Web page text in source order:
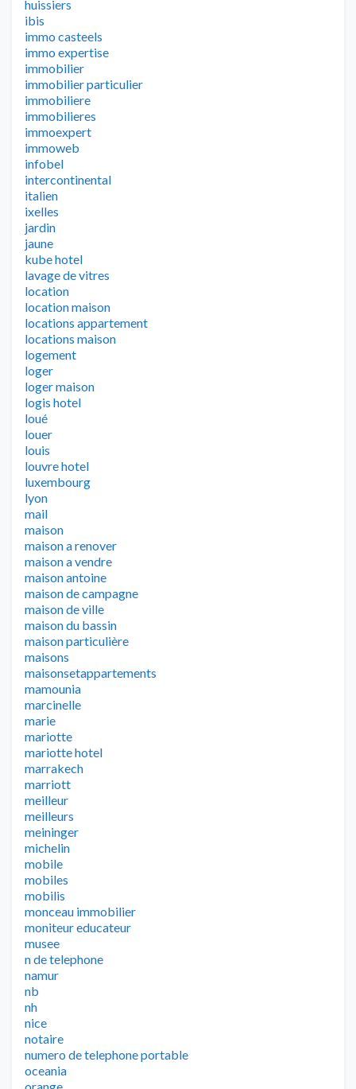
huissiers
ibis
immo casteels
immo expertise
immobilier
immobilier particulier
immobiliere
immobilieres
immoexpert
immoweb
infobel
intercontinental
italien
ixelles
jardin
jaune
kube hotel
lavage de vitres
location
location maison
locations appartement
locations maison
logement
loger
loger maison
logis hotel
loué
louer
louis
louvre hotel
luxembourg
lyon
mail
maison
maison a renover
maison a vendre
maison antoine
maison de campagne
maison de ville
maison du bassin
maison particulière
maisons
maisonsetappartements
mamounia
marcinelle
marie
mariotte
mariotte hotel
marrakech
marriott
meilleur
meilleurs
meininger
michelin
mobile
mobiles
mobilis
monceau immobilier
moniteur educateur
musee
n de telephone
namur
nb
nh
nice
notaire
numero de telephone portable
oceania